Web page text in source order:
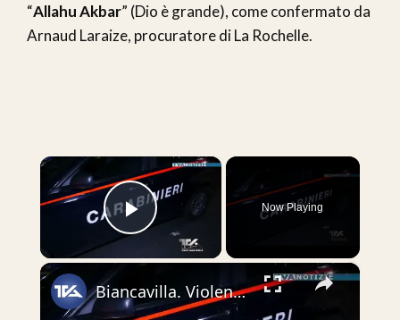
“Allahu Akbar” (Dio è grande), come confermato da
Arnaud Laraize, procuratore di La Rochelle.
×
Play Video
Now Playing
×
Biancavilla. Violenta lite tra cittadini stranieri. 38enne in ospedale colpito con uno sgabello. I c